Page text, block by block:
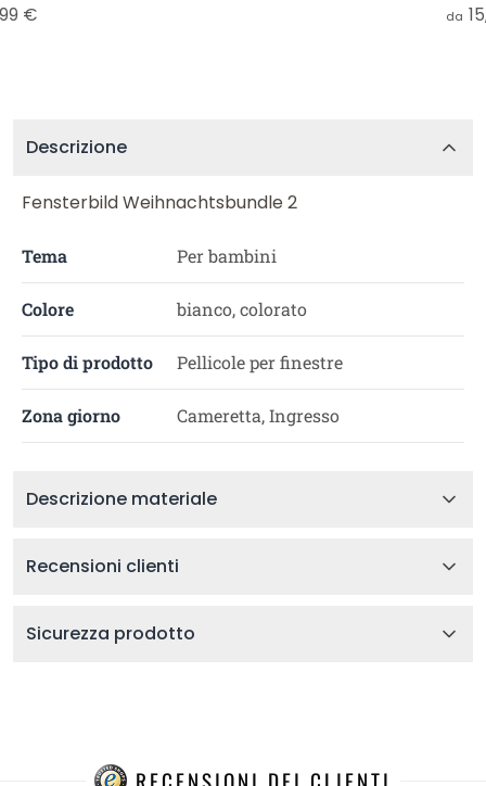
€
da
Descrizione
Fensterbild Weihnachtsbundle 2
Tema Per bambini
Colore bianco, colorato
Tipo di prodotto Pellicole per finestre
Zona giorno Cameretta, Ingresso
Descrizione materiale
Recensioni clienti
Sicurezza prodotto